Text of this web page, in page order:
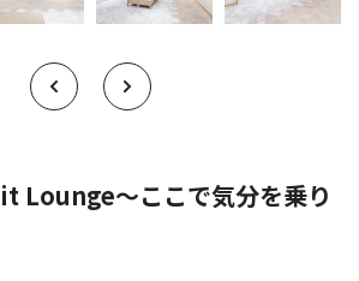
Lounge～ここで気分を乗り